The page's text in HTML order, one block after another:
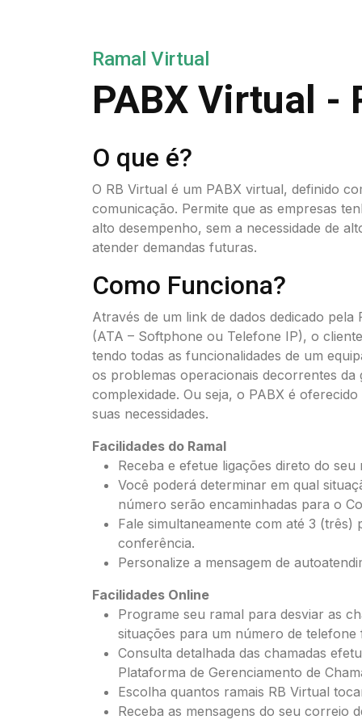
Ramal Virtual
PABX Virtual -
O que é?
O RB Virtual é um PABX virtual, definido
comunicação. Permite que as empresas
alto desempenho, sem a necessidade de
atender demandas futuras.
Como Funciona?
Através de um link de dados dedicado pela
(ATA – Softphone ou Telefone IP), o
tendo todas as funcionalidades de um
os problemas operacionais decorrentes da
complexidade. Ou seja, o PABX é
suas necessidades.
Facilidades do Ramal
Receba e efetue ligações direto do seu
Você poderá determinar em qual
número serão encaminhadas para o
Fale simultaneamente com até 3 (três)
conferência.
Personalize a mensagem de
Facilidades Online
Programe seu ramal para desviar as
situações para um número de
Consulta detalhada das chamadas
Plataforma de Gerenciamento de
Escolha quantos ramais RB Virtual
Receba as mensagens do seu correio